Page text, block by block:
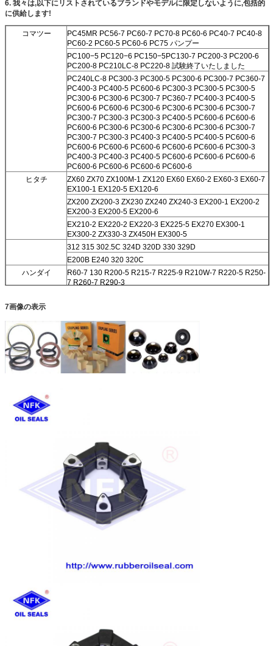
6. 我々は,以下にリストされているブランドやモデルに限定しないように,包括的
に供給します!
コマツー
PC45MR PC56-7 PC60-7 PC70-8 PC60-6 PC40-7 PC40-8
PC60-2 PC60-5 PC60-6 PC75 パンプー
PC100−5 PC120−6 PC150−5PC130-7 PC200-3 PC200-6
PC200-8 PC210LC-8 PC220-8 試験終了いたしました
PC240LC-8 PC300-3 PC300-5 PC300-6 PC300-7 PC360-7
PC400-3 PC400-5 PC600-6 PC300-3 PC300-5 PC300-5
PC300-6 PC300-6 PC300-7 PC360-7 PC400-3 PC400-5
PC600-6 PC600-6 PC300-6 PC300-6 PC300-6 PC300-7
PC300-7 PC300-3 PC300-3 PC400-5 PC600-6 PC600-6
PC600-6 PC300-6 PC300-6 PC300-6 PC300-6 PC300-7
PC300-7 PC300-3 PC400-3 PC400-5 PC400-5 PC600-6
PC600-6 PC600-6 PC600-6 PC600-6 PC600-6 PC300-3
PC400-3 PC400-3 PC400-5 PC600-6 PC600-6 PC600-6
PC600-6 PC600-6 PC600-6 PC600-6
ヒタチ
ZX60 ZX70 ZX100M-1 ZX120 EX60 EX60-2 EX60-3 EX60-7
EX100-1 EX120-5 EX120-6
ZX200 ZX200-3 ZX230 ZX240 ZX240-3 EX200-1 EX200-2
EX200-3 EX200-5 EX200-6
EX210-2 EX220-2 EX220-3 EX225-5 EX270 EX300-1
EX300-2 ZX330-3 ZX450H EX300-5
312 315 302.5C 324D 320D 330 329D
E200B E240 320 320C
ハンダイ
R60-7 130 R200-5 R215-7 R225-9 R210W-7 R220-5 R250-
7 R260-7 R290-3
コベルコ
SK220-1 SK230-6 SK250-6 SK200-8 SK210-8 SK300-3
SK330-6
ドーサン / ダエウ DH60-7 DH80-7 DH130 DH215-7 DH215-9 DH220-5
DH220-2 DH220-3
DH150 DH300 DH330-3 DH300-5 DH420LC-7 DH300-7
スミトモ
HD550 HD450 HD800-7 HD400SEM HD700-2 HD700-5
HD700-7 HD800SD-5 HD900-7 試聴する
HD820-2 HD820 HD770-1 HD770-2 HD880-1 HD850
HD250 HD400
他のブランド
CLG200 日向60 日向70
XG820
7画像の表示